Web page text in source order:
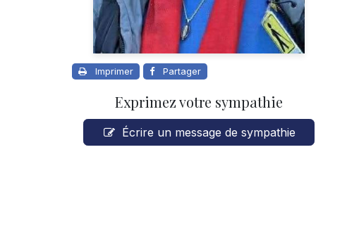
Imprimer Partager
Exprimez votre sympathie
Écrire un message de sympathie